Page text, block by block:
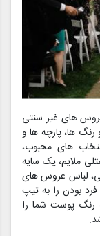
های غیر سنتی
رنگ ها، پارچه ها و
های محبوب،
ملایم، یک سایه
لباس عروس های
بودن را به تیپ
رنگ پوست شما را